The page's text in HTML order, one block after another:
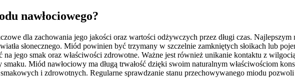
nawłociowego?
dla zachowania jego jakości oraz wartości odżywczych przez długi czas.
słonecznego. Miód powinien być trzymany w szczelnie zamkniętych słoikach lub
jego smak oraz właściwości zdrowotne. Ważne jest również unikanie kontaktu z
Miód nawłociowy ma długą trwałość dzięki swoim naturalnym właściwościom
i zdrowotnych. Regularne sprawdzanie stanu przechowywanego miodu